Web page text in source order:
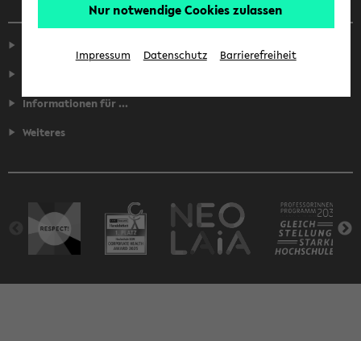
Informationen für ...
Weiteres
Nur notwendige Cookies zulassen
Impressum Datenschutz Barrierefreiheit